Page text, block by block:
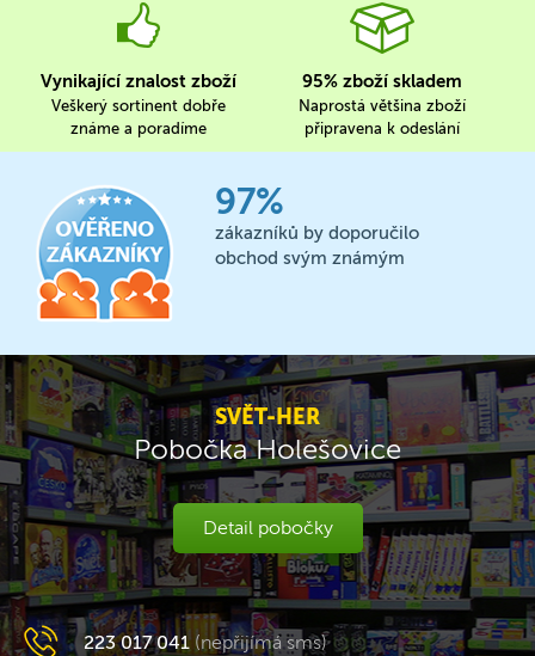
Vynikající znalost zboží
Veškerý sortinent dobře
známe a poradíme
95% zboží skladem
Naprostá většina zboží
připravena k odeslání
97%
zákazníků by doporučilo
obchod svým známým
SVĚT-HER
Pobočka Holešovice
Detail pobočky
223 017 041 (nepřijímá sms)